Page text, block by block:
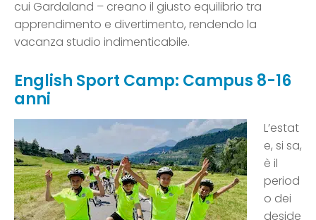
cui Gardaland – creano il giusto equilibrio tra
apprendimento e divertimento, rendendo la
vacanza studio indimenticabile.
English Sport Camp: Campus 8-16
anni
L’estat
e, si sa,
è il
period
o dei
deside